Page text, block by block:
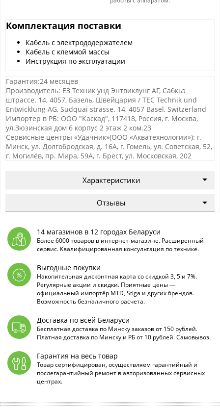
Комплектация поставки
Кабель с электрододержателем
Кабель с клеммой массы
Инструкция по эксплуатации
Гарантия:24 месяцев
Производитель: ЕЗ Техник унд Энтвиклунг АГ, Сабкьэ
штрассе. 14, 4057, Базель, Швейцария / TEC Technik und
Entwicklung AG, Sudquai strasse. 14, 4057 Basel, Switzerland
Импортер в РБ: ООО "Каскад", 117418, Россия, г. Москва,
ул.Зюзинская дом 6 корпус 2 этаж 2 ком.23
Сервисные центры «Удачник»(ООО «Акватехнологии»): г.
Минск, ул. Долгобродская, д. 16А, г. Гомель, ул. Советская, 52,
г. Могилёв, пр. Мира, 59А, г. Брест, ул. Московская, 202
Характеристики
Отзывы
14 магазинов в 12 городах Беларуси
Более 6000 товаров в интернет-магазине. Расширенный
сервис. Квалифицированная консультация по технике.
Выгодные покупки
Накопительная дисконтная карта со скидкой 3, 5 и 7%.
Регулярные акции и скидки. Приятные цены —
официальный импортёр MTD, Stiga и других брендов.
Возможность безналичного расчета.
Доставка по всей Беларуси
Бесплатная доставка по Минску заказов от 150 рублей.
Платная доставка по Минску и РБ от 10 рублей. Самовывоз.
Гарантия на весь товар
Товар сертифицирован, осуществляем гарантийный и
послегарантийный ремонт в авторизованных сервисных
центрах.